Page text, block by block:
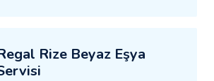
Rize Beyaz Eşya